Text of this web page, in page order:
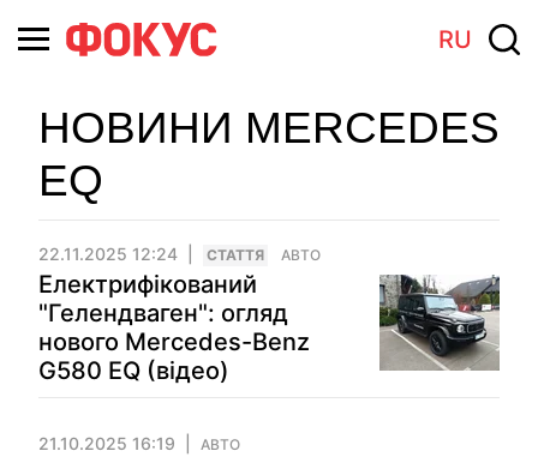
RU
НОВИНИ MERCEDES
EQ
22.11.2025 12:24 СТАТТЯ АВТО
Електрифікований
"Гелендваген": огляд
нового Mercedes-Benz
G580 EQ (відео)
21.10.2025 16:19 АВТО